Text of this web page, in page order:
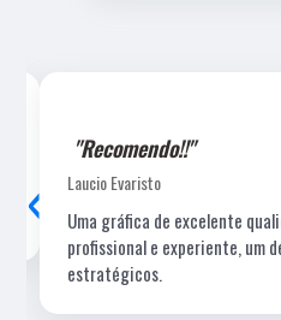
"Recomendo!!"
Laucio Evaristo
Uma gráfica de excelente
profissional e experiente, um
estratégicos.
‹